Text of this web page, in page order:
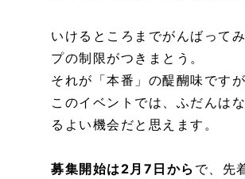
いけるところまでがんばって
プの制限がつきまとう。
それが「本番」の醍醐味ですが
このイベントでは、ふだんは
るよい機会だと思えます。
募集開始は2月7日から で、先